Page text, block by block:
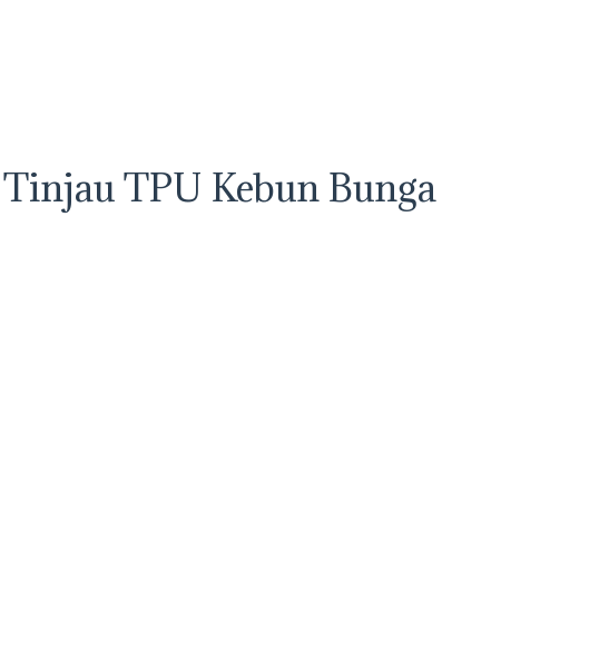
TPU Kebun Bunga